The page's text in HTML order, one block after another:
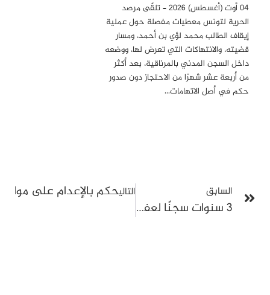
04 أوت (أغسطس) 2026 – تلقّى مرصد
الحرية لتونس معطيات مفصلة حول عملية
إيقاف الطالب محمد لؤي بن أحمد، ومسار
قضيته، والانتهاكات التي تعرض لها، ووضعه
داخل السجن المدني بالمرناقية، بعد أكثر
من أربعة عشر شهرًا من الاحتجاز دون صدور
حكم في أصل الاتهامات…
السابق
3 سنوات سجنًا لعفيف الفريقي في ملف جمعية الوقـاية مـن حوادث المرور
التاليحكم بالإعدام على